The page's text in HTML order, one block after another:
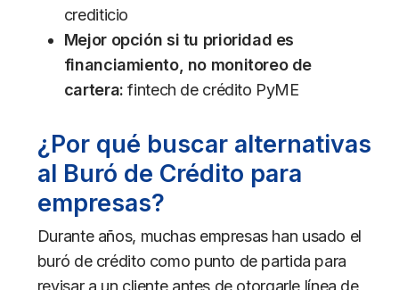
crediticio
Mejor opción si tu prioridad es
financiamiento, no monitoreo de
cartera: fintech de crédito PyME
¿Por qué buscar alternativas
al Buró de Crédito para
empresas?
Durante años, muchas empresas han usado el
buró de crédito como punto de partida para
revisar a un cliente antes de otorgarle línea de